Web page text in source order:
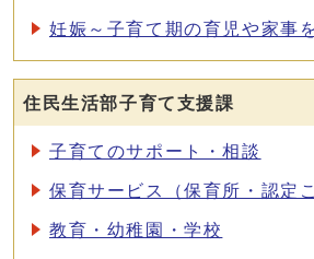
妊娠～子育て期の育児や家事
住民生活部子育て支援課
子育てのサポート・相談
保育サービス（保育所・認定
教育・幼稚園・学校